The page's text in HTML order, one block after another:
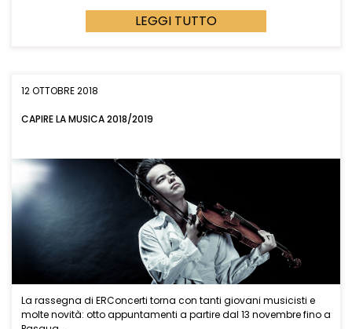
LEGGI TUTTO
12 OTTOBRE 2018
CAPIRE LA MUSICA 2018/2019
La rassegna di ERConcerti torna con tanti giovani musicisti e
molte novità: otto appuntamenti a partire dal 13 novembre fino a